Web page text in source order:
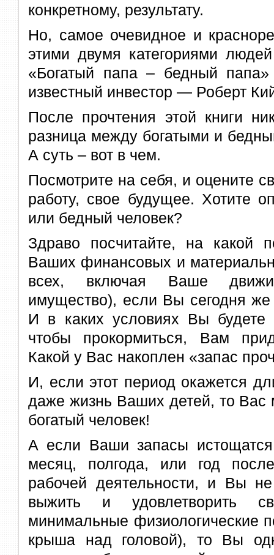
конкретному, результату.
Но, самое очевидное и
этими двумя категориями
«Богатый папа – бедный
известный инвестор — Роберт
После прочтения этой книги
разница между богатыми и
А суть – вот в чем.
Посмотрите на себя, и оцените
работу, свое будущее. Хотите
или бедный человек?
Здраво посчитайте, на какой
Ваших финансовых и
всех, включая Ваше
имущество), если Вы сегодня же
И в каких условиях Вы будете
чтобы прокормиться, Вам
Какой у Вас накоплен «запас
И, если этот период окажется
даже жизнь Ваших детей, то Вас
богатый человек!
А если Ваши запасы
месяц, полгода, или год
рабочей деятельности, и Вы
выжить и удовлетворить
минимальные физиологические
крыша над головой), то Вы